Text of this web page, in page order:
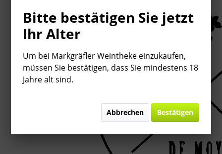
Bitte bestätigen Sie jetzt
Ihr Alter
Um bei Markgräfler Weintheke einzukaufen,
müssen Sie bestätigen, dass Sie mindestens 18
Jahre alt sind.
Abbrechen Bestätigen